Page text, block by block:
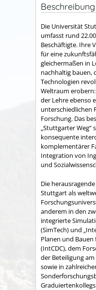
Beschreibung
Die Universität
umfasst rund
Beschäftigte. Ihre
für eine
gleichermaßen in
nachhaltig bauen,
Technologien
Weltraum
der Lehre ebenso
unterschiedlichen
Forschung. Das
„Stuttgarter Weg“
konsequente
komplementärer
Integration von
und
Die
Stuttgart als
anderem in den
integrierte
(SimTech) und
Planen und
(IntCDC), dem
der Beteiligung am
sowie in